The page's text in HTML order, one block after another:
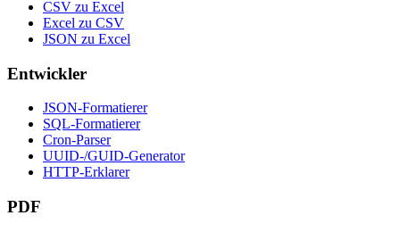
CSV zu Excel
Excel zu CSV
JSON zu Excel
Entwickler
JSON-Formatierer
SQL-Formatierer
Cron-Parser
UUID-/GUID-Generator
HTTP-Erklarer
PDF